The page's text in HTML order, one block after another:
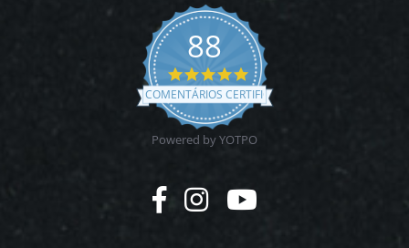
88
4.9
star
rating
COMENTÁRIOS CERTIFICADOS
Powered by YOTPO